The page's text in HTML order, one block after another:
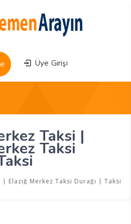
Üye Girişi
Taksi |
Taksi
| Elazığ Merkez Taksi Durağı | Taksi